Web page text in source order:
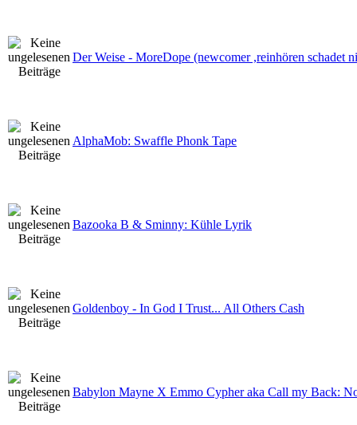
Der Weise - MoreDope (newcomer ,reinhören schadet
AlphaMob: Swaffle Phonk Tape
Bazooka B & Sminny: Kühle Lyrik
Goldenboy - In God I Trust... All Others Cash
Babylon Mayne X Emmo Cypher aka Call my Back: